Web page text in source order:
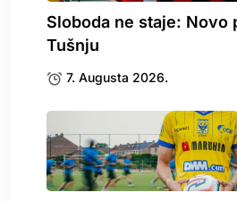
Sloboda ne staje: Novo
Tušnju
7. Augusta 2026.